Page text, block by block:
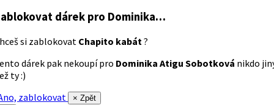
dárek pro Dominika…
si zablokovat Chapito kabát ?
dárek pak nekoupí pro Dominika Atigu Sobotková nikdo
ty :)
zablokovat
× Zpět